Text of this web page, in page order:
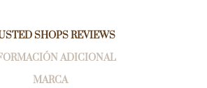
SHOPS REVIEWS
ADICIONAL
MARCA